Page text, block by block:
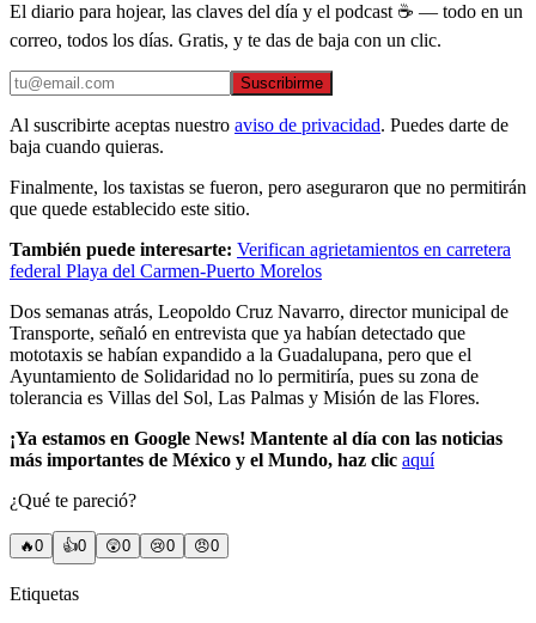
El diario para hojear, las claves del día y el podcast ☕ — todo en un
correo, todos los días. Gratis, y te das de baja con un clic.
Suscribirme
Al suscribirte aceptas nuestro aviso de privacidad. Puedes darte de
baja cuando quieras.
Finalmente, los taxistas se fueron, pero aseguraron que no permitirán
que quede establecido este sitio.
También puede interesarte: Verifican agrietamientos en carretera
federal Playa del Carmen-Puerto Morelos
Dos semanas atrás, Leopoldo Cruz Navarro, director municipal de
Transporte, señaló en entrevista que ya habían detectado que
mototaxis se habían expandido a la Guadalupana, pero que el
Ayuntamiento de Solidaridad no lo permitiría, pues su zona de
tolerancia es Villas del Sol, Las Palmas y Misión de las Flores.
¡Ya estamos en Google News! Mantente al día con las noticias
más importantes de México y el Mundo, haz clic aquí
¿Qué te pareció?
🔥0 👍0 😲0 😢0 😠0
Etiquetas